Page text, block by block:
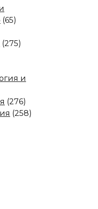
(65)
(275)
и
(276)
(258)